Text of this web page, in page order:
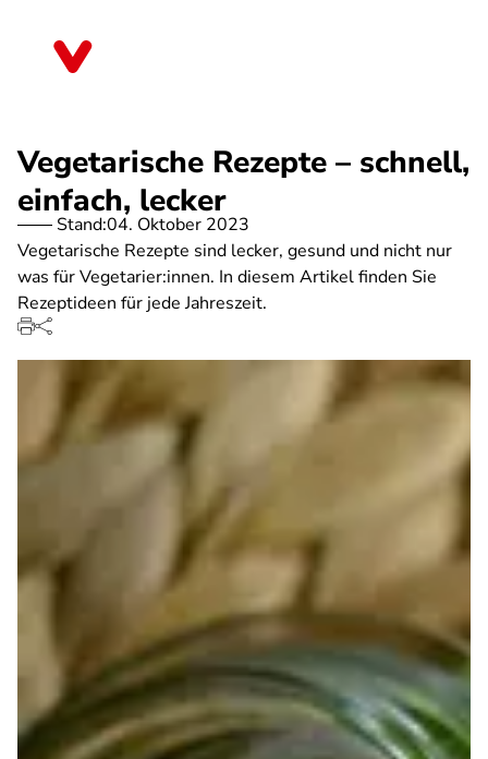
Vegetarische Rezepte – schnell,
einfach, lecker
Stand:04. Oktober 2023
Vegetarische Rezepte sind lecker, gesund und nicht nur
was für Vegetarier:innen. In diesem Artikel finden Sie
Rezeptideen für jede Jahreszeit.